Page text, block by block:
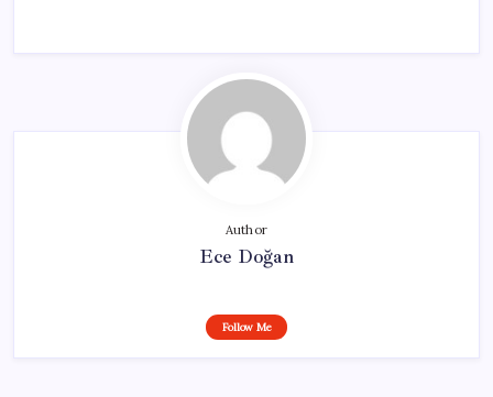
Author
Ece Doğan
Follow Me